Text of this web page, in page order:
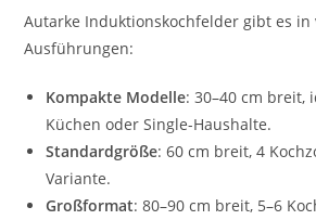
Autarke Induktionskochfelder gibt es in
Ausführungen:
Kompakte Modelle: 30–40 cm breit,
Küchen oder Single-Haushalte.
Standardgröße: 60 cm breit, 4
Variante.
Großformat: 80–90 cm breit, 5–6